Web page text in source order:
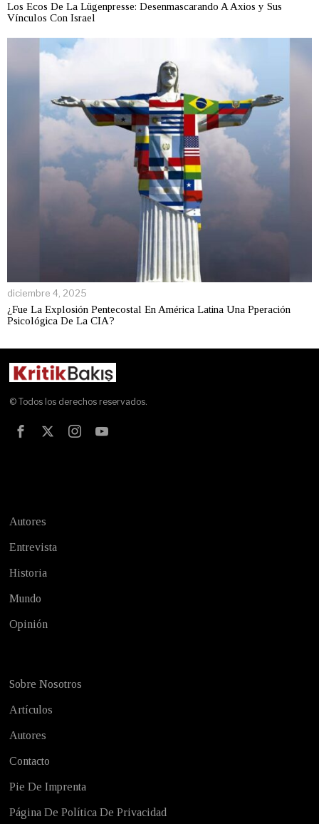
Los Ecos De La Lügenpresse: Desenmascarando A Axios y Sus
Vínculos Con Israel
diciembre 4, 2025
¿Fue La Explosión Pentecostal En América Latina Una Pperación
Psicológica De La CIA?
© Todos los derechos reservados.
Autores
Entrevista
Historia
Mundo
Opinión
Sobre Nosotros
Artículos
Autores
Contacto
Pie De Imprenta
Página De Política De Privacidad